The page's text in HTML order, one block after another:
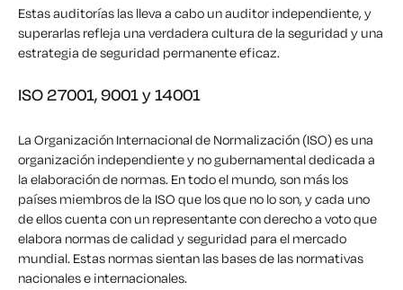
Estas auditorías las lleva a cabo un auditor independiente, y
superarlas refleja una verdadera cultura de la seguridad y una
estrategia de seguridad permanente eficaz.
ISO 27001, 9001 y 14001
La Organización Internacional de Normalización (ISO) es una
organización independiente y no gubernamental dedicada a
la elaboración de normas. En todo el mundo, son más los
países miembros de la ISO que los que no lo son, y cada uno
de ellos cuenta con un representante con derecho a voto que
elabora normas de calidad y seguridad para el mercado
mundial. Estas normas sientan las bases de las normativas
nacionales e internacionales.